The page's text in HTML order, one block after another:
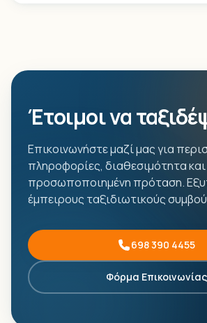
Έτοιμοι να
Επικοινωνήστε μαζί μας για
πληροφορίες, διαθεσιμότητα και
προσωποποιημένη πρόταση.
έμπειρους ταξιδιωτικούς
698 390 4455
Φόρμα Επικοινωνίας